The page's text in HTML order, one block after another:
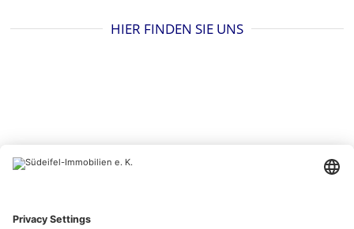
HIER FINDEN SIE UNS